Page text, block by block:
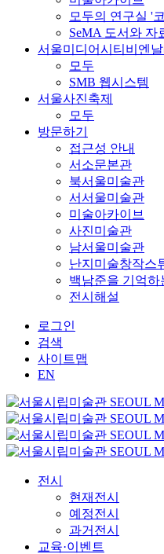
모두의 연구실 '
SeMA 도서와 자
서울미디어시티비엔날
모두
SMB 웹시스템
서울사진축제
모두
방문하기
접근성 안내
서소문본관
북서울미술관
서서울미술관
미술아카이브
사진미술관
남서울미술관
난지미술창작스
백남준을 기억하
전시해설
로그인
검색
사이트맵
EN
전시
현재전시
예정전시
과거전시
교육·이벤트